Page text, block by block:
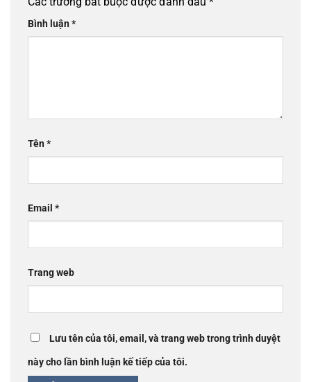
Bình luận*
Tên*
Email *
Trang web
Lưu tên của tôi, email, và trang web trong trình duyệt
này cho lần bình luận kế tiếp của tôi.